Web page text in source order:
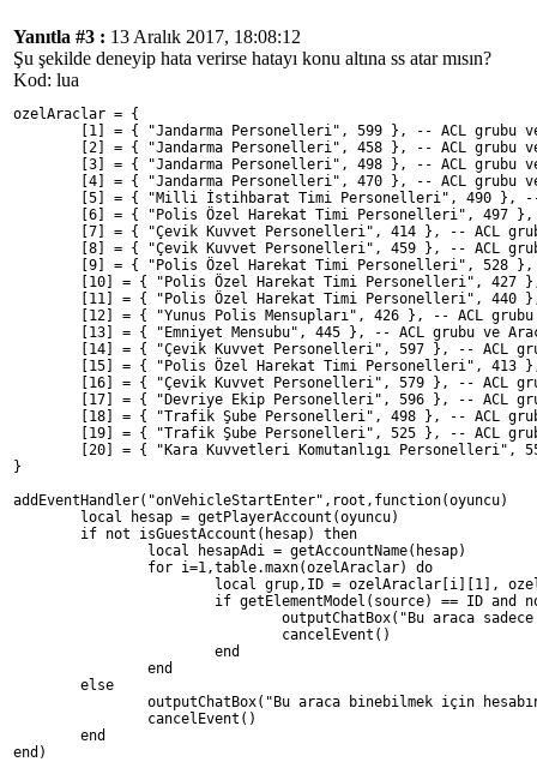
Yanıtla #3 : 13 Aralık 2017, 18:08:12
Şu şekilde deneyip hata verirse hatayı konu altına ss atar mısın?
Kod: lua
ozelAraclar = {
[1] = { "Jandarma Personelleri", 599 }, -- ACL grubu
[2] = { "Jandarma Personelleri", 458 }, -- ACL grubu
[3] = { "Jandarma Personelleri", 498 }, -- ACL grubu
[4] = { "Jandarma Personelleri", 470 }, -- ACL grubu
[5] = { "Milli İstihbarat Timi Personelleri", 490 },
[6] = { "Polis Özel Harekat Timi Personelleri", 497
[7] = { "Çevik Kuvvet Personelleri", 414 }, -- ACL
[8] = { "Çevik Kuvvet Personelleri", 459 }, -- ACL
[9] = { "Polis Özel Harekat Timi Personelleri", 528
[10] = { "Polis Özel Harekat Timi Personelleri", 427
[11] = { "Polis Özel Harekat Timi Personelleri", 440
[12] = { "Yunus Polis Mensupları", 426 }, -- ACL
[13] = { "Emniyet Mensubu", 445 }, -- ACL grubu ve
[14] = { "Çevik Kuvvet Personelleri", 597 }, -- ACL
[15] = { "Polis Özel Harekat Timi Personelleri", 413
[16] = { "Çevik Kuvvet Personelleri", 579 }, -- ACL
[17] = { "Devriye Ekip Personelleri", 596 }, -- ACL
[18] = { "Trafik Şube Personelleri", 498 }, -- ACL
[19] = { "Trafik Şube Personelleri", 525 }, -- ACL
[20] = { "Kara Kuvvetleri Komutanlıgı Personelleri",
}
addEventHandler("onVehicleStartEnter",root,function(oyuncu)
	local hesap = getPlayerAccount(oyuncu)
	if not isGuestAccount(hesap) then
		local hesapAdi = getAccountName(hesap)
		for i=1,table.maxn(ozelAraclar) do
local grup,ID = ozelAraclar[i][1],
if getElementModel(source) == ID
outputChatBox("Bu araca
				cancelEvent()
			end
		end
	else
outputChatBox("Bu araca binebilmek için
		cancelEvent()
	end
end)